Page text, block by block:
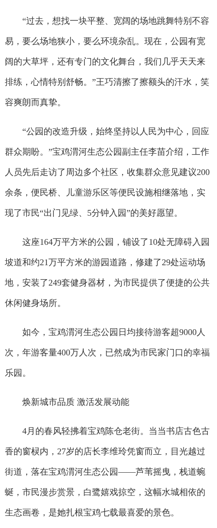
“过去，想找一块平整、宽阔的场地跳舞特别不容
易，要么场地狭小，要么环境杂乱。现在，公园有宽
阔的大草坪，还有专门的文化舞台，我们几乎天天来
排练，心情特别舒畅。”王巧清擦了擦额头的汗水，笑
容爽朗而真挚。
“公园的改造升级，始终坚持以人民为中心，回应
群众期盼。”宝鸡渭河生态公园副主任李苗介绍，工作
人员先后走访了周边多个社区，收集群众意见建议200
余条，便民桥、儿童游乐区等便民设施相继落地，实
现了市民“出门见绿、5分钟入园”的美好愿望。
这座164万平方米的公园，铺设了10处无障碍入园
坡道和约21万平方米的游园道路，修建了29处运动场
地，安装了249套健身器材，为市民提供了便捷的公共
休闲健身场所。
如今，宝鸡渭河生态公园日均接待游客超9000人
次，年游客量400万人次，已然成为市民家门口的幸福
乐园。
焕新城市品质 激活发展动能
4月的春风轻拂着宝鸡陈仓老街。当当书店古色古
香的窗棂内，27岁的店长李维玲凭窗而立，目光越过
街道，落在宝鸡渭河生态公园——芦苇摇曳，栈道蜿
蜒，市民漫步赏景，白鹭嬉戏掠空，这幅水城相依的
生态画卷，是她扎根宝鸡七载最喜爱的景色。